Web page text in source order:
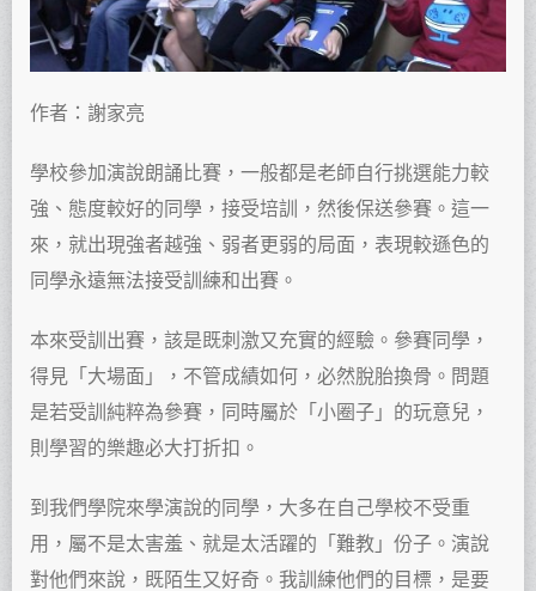
作者：謝家亮
學校參加演說朗誦比賽，一般都是老師自行挑選能力較
強、態度較好的同學，接受培訓，然後保送參賽。這一
來，就出現強者越強、弱者更弱的局面，表現較遜色的
同學永遠無法接受訓練和出賽。
本來受訓出賽，該是既刺激又充實的經驗。參賽同學，
得見「大場面」，不管成績如何，必然脫胎換骨。問題
是若受訓純粹為參賽，同時屬於「小圈子」的玩意兒，
則學習的樂趣必大打折扣。
到我們學院來學演說的同學，大多在自己學校不受重
用，屬不是太害羞、就是太活躍的「難教」份子。演說
對他們來說，既陌生又好奇。我訓練他們的目標，是要